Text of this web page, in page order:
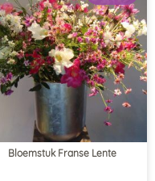
Bloemstuk Franse Lente